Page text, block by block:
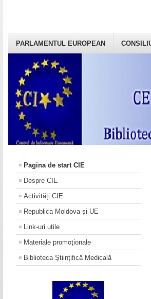
PARLAMENTUL EUROPEAN
Pagina de start CIE
Despre CIE
Activități CIE
Republica Moldova și UE
Link-uri utile
Materiale promoţionale
Biblioteca Științifică Medicală